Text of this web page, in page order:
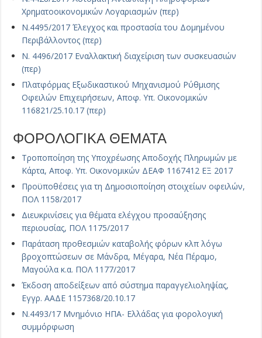
Χρηματοοικονομικών Λογαριασμών (περ)
Ν.4495/2017 Έλεγχος και προστασία του Δομημένου
Περιβάλλοντος (περ)
Ν. 4496/2017 Εναλλακτική διαχείριση των συσκευασιών
(περ)
Πλατφόρμας Εξωδικαστικού Μηχανισμού Ρύθμισης
Οφειλών Επιχειρήσεων, Αποφ. Υπ. Οικονομικών
116821/25.10.17 (περ)
ΦΟΡΟΛΟΓΙΚΑ ΘΕΜΑΤΑ
Τροποποίηση της Υποχρέωσης Αποδοχής Πληρωμών με
Κάρτα, Αποφ. Υπ. Οικονομικών ΔΕΑΦ 1167412 ΕΞ 2017
Προϋποθέσεις για τη Δημοσιοποίηση στοιχείων οφειλών,
ΠΟΛ 1158/2017
Διευκρινίσεις για θέματα ελέγχου προσαύξησης
περιουσίας, ΠΟΛ 1175/2017
Παράταση προθεσμιών καταβολής φόρων κλπ λόγω
βροχοπτώσεων σε Μάνδρα, Μέγαρα, Νέα Πέραμο,
Μαγούλα κ.α. ΠΟΛ 1177/2017
Έκδοση αποδείξεων από σύστημα παραγγελιοληψίας,
Εγγρ. ΑΑΔΕ 1157368/20.10.17
Ν.4493/17 Μνημόνιο ΗΠΑ- Ελλάδας για φορολογική
συμμόρφωση